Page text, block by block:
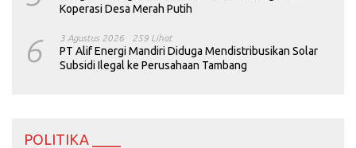
Koperasi Desa Merah Putih
6 3 Agustus 2026 259 Lihat
PT Alif Energi Mandiri Diduga Mendistribusikan Solar
Subsidi Ilegal ke Perusahaan Tambang
POLITIKA ____